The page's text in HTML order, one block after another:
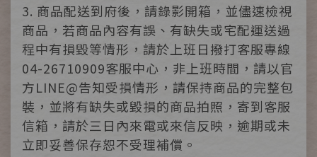
3. 商品配送到府後，請錄影開箱，並儘速檢視
商品，若商品內容有誤、有缺失或宅配運送過
程中有損毀等情形，請於上班日撥打客服專線
04-26710909客服中心，非上班時間，請以官
方LINE@告知受損情形，請保持商品的完整包
裝，並將有缺失或毀損的商品拍照，寄到客服
信箱，請於三日內來電或來信反映，逾期或未
立即妥善保存恕不受理補償。